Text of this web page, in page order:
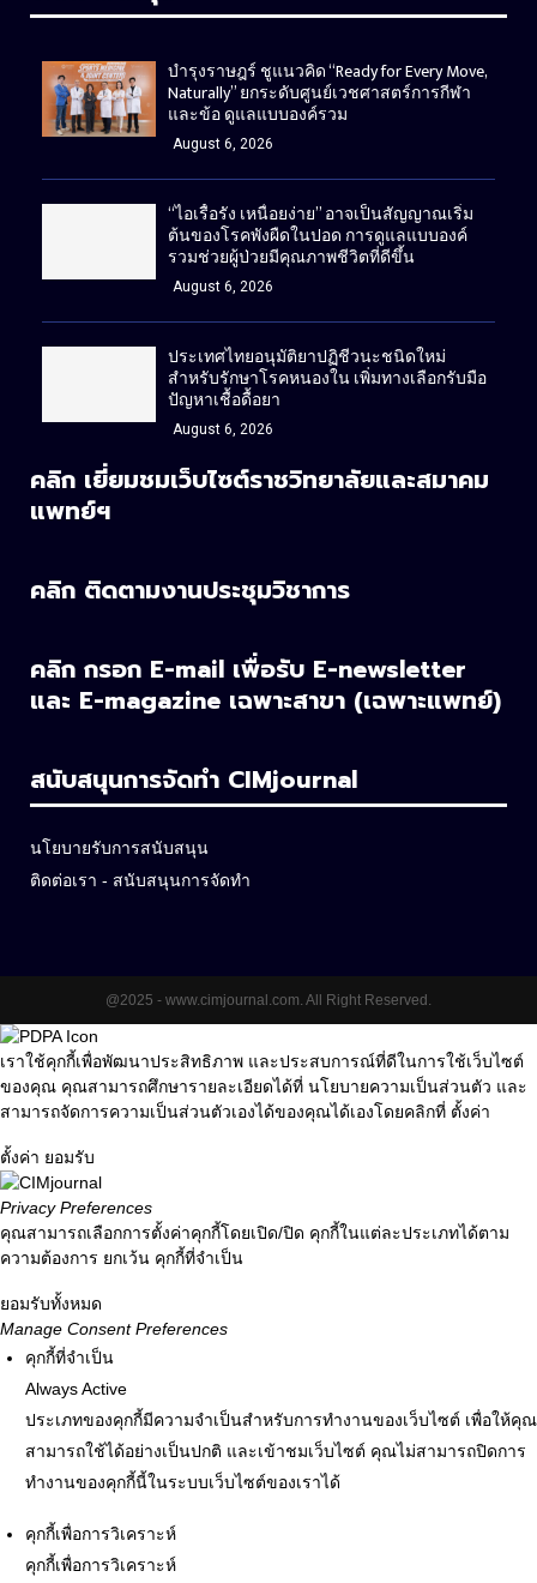
บำรุงราษฎร์ ชูแนวคิด “Ready for Every Move,
Naturally” ยกระดับศูนย์เวชศาสตร์การกีฬา
และข้อ ดูแลแบบองค์รวม
August 6, 2026
“ไอเรื้อรัง เหนื่อยง่าย” อาจเป็นสัญญาณเริ่ม
ต้นของโรคพังผืดในปอด การดูแลแบบองค์
รวมช่วยผู้ป่วยมีคุณภาพชีวิตที่ดีขึ้น
August 6, 2026
ประเทศไทยอนุมัติยาปฏิชีวนะชนิดใหม่
สำหรับรักษาโรคหนองใน เพิ่มทางเลือกรับมือ
ปัญหาเชื้อดื้อยา
August 6, 2026
คลิก เยี่ยมชมเว็บไซต์ราชวิทยาลัยและสมาคม
แพทย์ฯ
คลิก ติดตามงานประชุมวิชาการ
คลิก กรอก E-mail เพื่อรับ E-newsletter
และ E-magazine เฉพาะสาขา (เฉพาะแพทย์)
สนับสนุนการจัดทำ CIMjournal
นโยบายรับการสนับสนุน
ติดต่อเรา - สนับสนุนการจัดทำ
@2025 - www.cimjournal.com. All Right Reserved.
เราใช้คุกกี้เพื่อพัฒนาประสิทธิภาพ และประสบการณ์ที่ดีในการใช้เว็บไซต์
ของคุณ คุณสามารถศึกษารายละเอียดได้ที่ นโยบายความเป็นส่วนตัว และ
สามารถจัดการความเป็นส่วนตัวเองได้ของคุณได้เองโดยคลิกที่ ตั้งค่า
ตั้งค่า ยอมรับ
Privacy Preferences
คุณสามารถเลือกการตั้งค่าคุกกี้โดยเปิด/ปิด คุกกี้ในแต่ละประเภทได้ตาม
ความต้องการ ยกเว้น คุกกี้ที่จำเป็น
ยอมรับทั้งหมด
Manage Consent Preferences
คุกกี้ที่จำเป็น
Always Active
ประเภทของคุกกี้มีความจำเป็นสำหรับการทำงานของเว็บไซต์ เพื่อให้คุณ
สามารถใช้ได้อย่างเป็นปกติ และเข้าชมเว็บไซต์ คุณไม่สามารถปิดการ
ทำงานของคุกกี้นี้ในระบบเว็บไซต์ของเราได้
คุกกี้เพื่อการวิเคราะห์
คุกกี้เพื่อการวิเคราะห์